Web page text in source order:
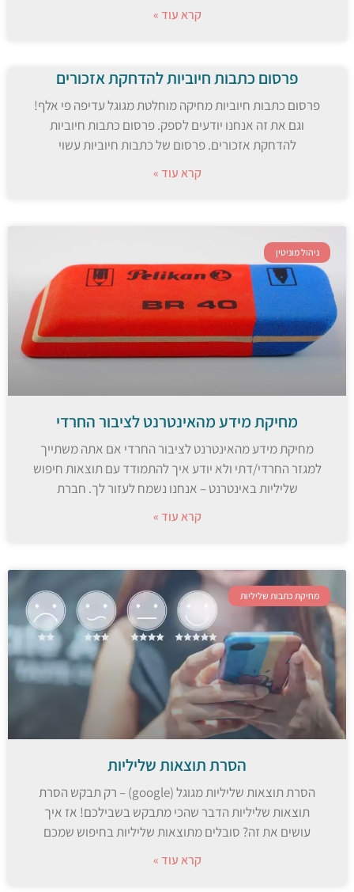
קרא עוד »
פרסום כתבות חיוביות להדחקת אזכורים
פרסום כתבות חיוביות מחיקה מוחלטת מגוגל עדיפה פי אלף!
וגם את זה אנחנו יודעים לספק. פרסום כתבות חיוביות
להדחקת אזכורים. פרסום של כתבות חיוביות עשוי
קרא עוד »
ניהול מוניטין
מחיקת מידע מהאינטרנט לציבור החרדי
מחיקת מידע מהאינטרנט לציבור החרדי אם אתה משתייך
למגזר החרדי/דתי ולא יודע איך להתמודד עם תוצאות חיפוש
שליליות באינטרנט – אנחנו נשמח לעזור לך. חברת
קרא עוד »
מחיקת כתבות שליליות
הסרת תוצאות שליליות
הסרת תוצאות שליליות מגוגל (google) – רק תבקש הסרת
תוצאות שליליות הדבר שהכי מתבקש בשבילכם! אז איך
עושים את זה? סובלים מתוצאות שליליות בחיפוש שמכם
קרא עוד »